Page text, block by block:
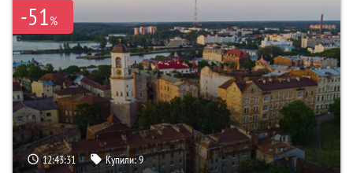
-51%
12:43:30 Купили:9